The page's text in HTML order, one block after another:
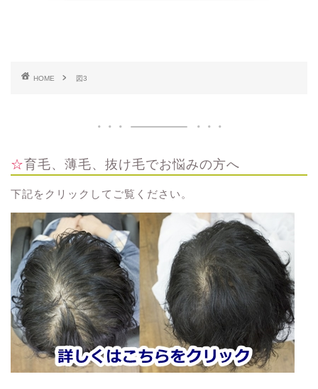
HOME 図3
☆育毛、薄毛、抜け毛でお悩みの方へ
下記をクリックしてご覧ください。